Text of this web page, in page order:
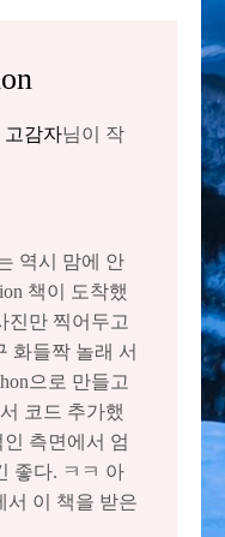
고감자님이 작
역시 맘에 안
책이 도착했
진만 찍어두고
화들짝 놀래 서
으로 만들고
코드 추가했
측면에서 엄
좋다. ㅋㅋ 아
서 이 책을 받은